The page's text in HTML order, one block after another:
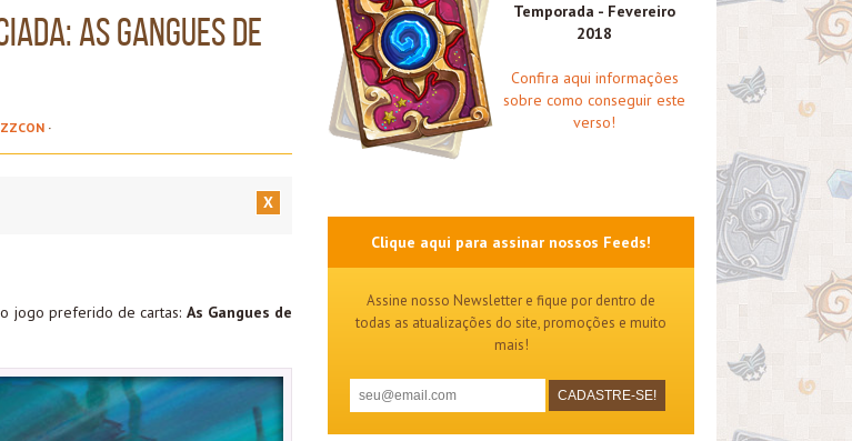
As Gangues de
·
X
jogo preferido de cartas: As Gangues de
Temporada - Fevereiro
2018
Confira aqui informações
sobre como conseguir este
verso!
Clique aqui para assinar nossos Feeds!
Assine nosso Newsletter e fique por dentro de
todas as atualizações do site, promoções e muito
mais!